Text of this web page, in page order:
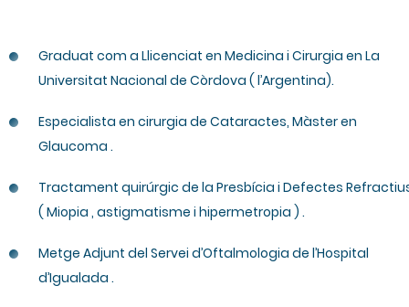
Graduat com a Llicenciat en Medicina i Cirurgia en La
Universitat Nacional de Còrdova ( l’Argentina).
Especialista en cirurgia de Cataractes, Màster en
Glaucoma .
Tractament quirúrgic de la Presbícia i Defectes
( Miopia , astigmatisme i hipermetropia ) .
Metge Adjunt del Servei d’Oftalmologia de l’Hospital
d’Igualada .